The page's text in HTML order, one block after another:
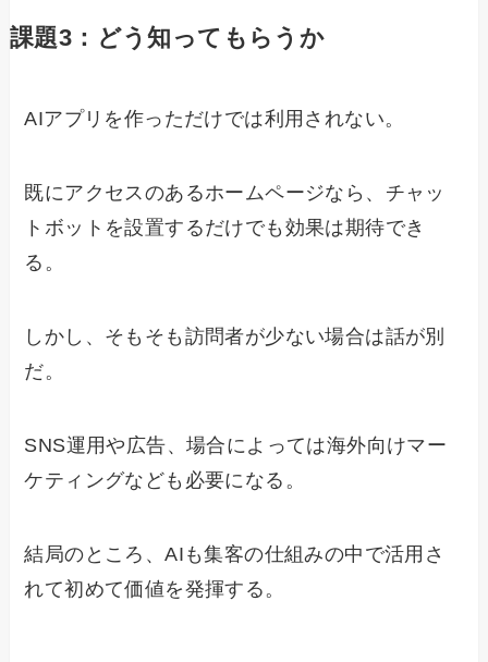
課題3：どう知ってもらうか
AIアプリを作っただけでは利用されない。
既にアクセスのあるホームページなら、チャッ
トボットを設置するだけでも効果は期待でき
る。
しかし、そもそも訪問者が少ない場合は話が別
だ。
SNS運用や広告、場合によっては海外向けマー
ケティングなども必要になる。
結局のところ、AIも集客の仕組みの中で活用さ
れて初めて価値を発揮する。